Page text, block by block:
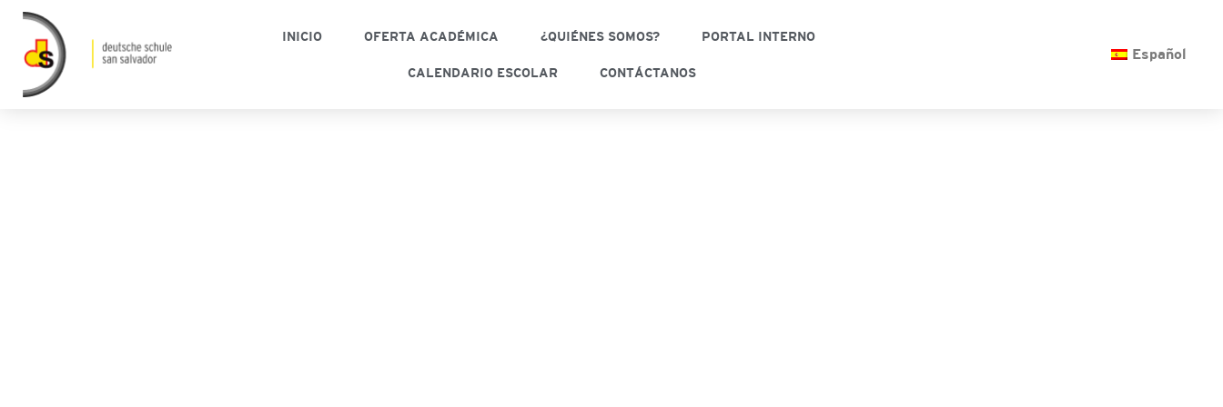
INICIO OFERTA ACADÉMICA ¿QUIÉNES SOMOS? PORTAL INTERNO
CALENDARIO ESCOLAR CONTÁCTANOS
Español